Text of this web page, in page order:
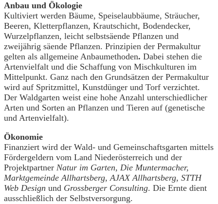
Anbau und Ökologie
Kultiviert werden Bäume, Speiselaubbäume, Sträucher,
Beeren, Kletterpflanzen, Krautschicht, Bodendecker,
Wurzelpflanzen, leicht selbstsäende Pflanzen und
zweijährig säende Pflanzen. Prinzipien der Permakultur
gelten als allgemeine Anbaumethoden. Dabei stehen die
Artenvielfalt und die Schaffung von Mischkulturen im
Mittelpunkt. Ganz nach den Grundsätzen der Permakultur
wird auf Spritzmittel, Kunstdünger und Torf verzichtet.
Der Waldgarten weist eine hohe Anzahl unterschiedlicher
Arten und Sorten an Pflanzen und Tieren auf (genetische
und Artenvielfalt).
Ökonomie
Finanziert wird der Wald- und Gemeinschaftsgarten mittels
Fördergeldern vom Land Niederösterreich und der
Projektpartner Natur im Garten, Die Muntermacher,
Marktgemeinde Allhartsberg, AJAX Allhartsberg, STTH
Web Design und Grossberger Consulting. Die Ernte dient
ausschließlich der Selbstversorgung.